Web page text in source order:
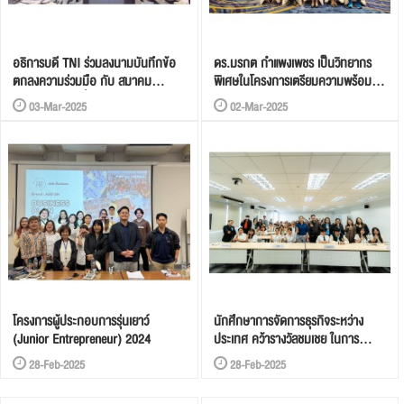
อธิการบดี TNI ร่วมลงนามบันทึกข้อ
ตกลงความร่วมมือ กับ สมาคม
อุตสาหกรรมเครื่องนุ่งห่มไทย
03-Mar-2025
ดร.มรกต กำแพงเพชร เป็นวิทยากร
พิเศษในโครงการเตรียมความพร้อม
และจัดการคนเก่ง (Talent
Management)
02-Mar-2025
โครงการผู้ประกอบการรุ่นเยาว์
(Junior Entrepreneur) 2024
28-Feb-2025
นักศึกษาการจัดการธุรกิจระหว่าง
ประเทศ คว้ารางวัลชมเชย ในการ
แข่งขันตอบปัญหาด้านการนำเข้าส่ง
ออกสินค้าระดับชาติ
28-Feb-2025